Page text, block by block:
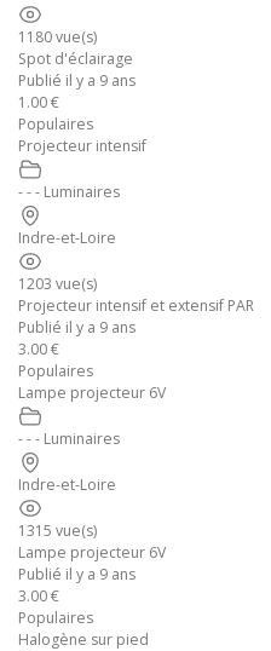
1180 vue(s)
Spot d'éclairage
Publié il y a 9 ans
1.00 €
Populaires
Projecteur intensif
- - - Luminaires
Indre-et-Loire
1203 vue(s)
Projecteur intensif et extensif PAR
Publié il y a 9 ans
3.00 €
Populaires
Lampe projecteur 6V
- - - Luminaires
Indre-et-Loire
1315 vue(s)
Lampe projecteur 6V
Publié il y a 9 ans
3.00 €
Populaires
Halogène sur pied